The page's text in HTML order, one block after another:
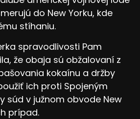
do New Yorku, kde
stíhaniu.
spravodlivosti Pam
že obaja sú obžalovaní z
kokaínu a držby
ich proti Spojeným
súd v južnom obvode New
prípad.